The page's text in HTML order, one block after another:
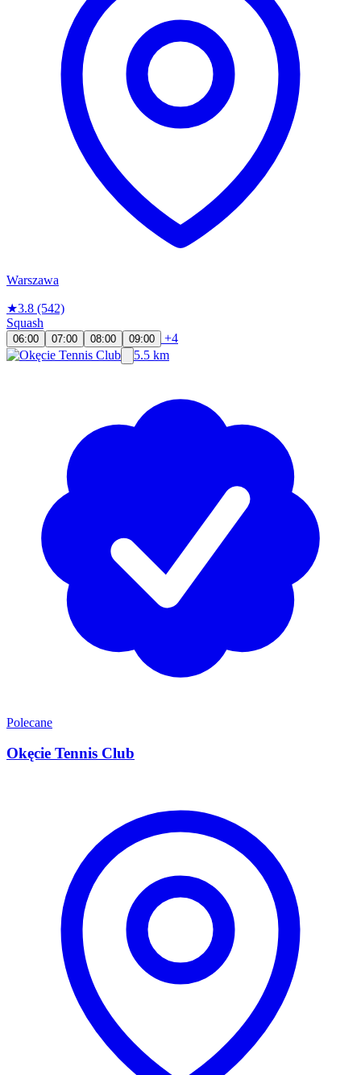
Warszawa
★3.8 (542)
Squash
06:00 07:00 08:00 09:00
+4
5.5 km
Polecane
Okęcie Tennis Club